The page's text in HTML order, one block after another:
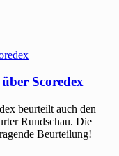
Scoredex
beurteilt auch den
Rundschau. Die
Beurteilung!